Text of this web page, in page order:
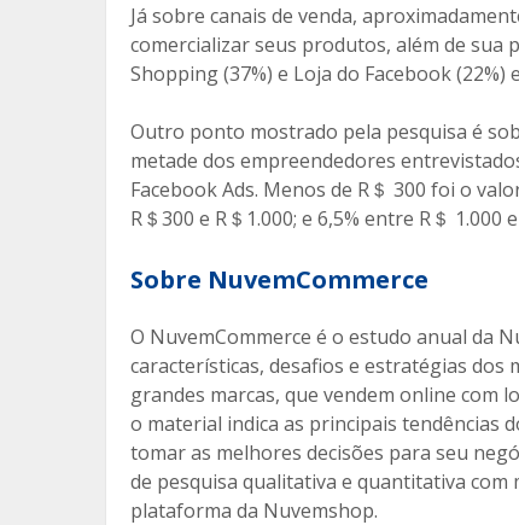
Já sobre canais de venda,
comercializar seus produtos, além de
Shopping (37%) e Loja do Facebook
Outro ponto mostrado pela pesquisa é
metade dos empreendedores
Facebook Ads. Menos de R＄ 300 foi o
R＄300 e R＄1.000; e 6,5% entre R＄ 1.000
Sobre NuvemCommerce
O NuvemCommerce é o estudo anual da
características, desafios e estratégias dos
grandes marcas, que vendem online com
o material indica as principais tendências
tomar as melhores decisões para seu
de pesquisa qualitativa e quantitativa
plataforma da Nuvemshop.